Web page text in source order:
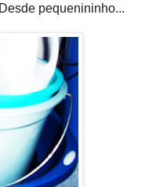
pequenininho...